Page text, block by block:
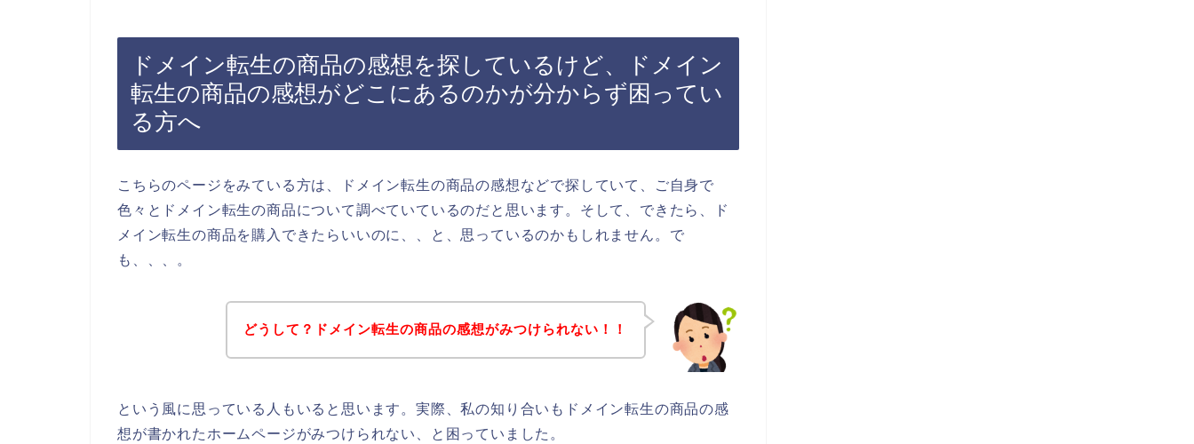
ドメイン転生の商品の感想を探しているけど、ドメイン
転生の商品の感想がどこにあるのかが分からず困ってい
る方へ
こちらのページをみている方は、ドメイン転生の商品の感想などで探していて、ご自身で
色々とドメイン転生の商品について調べていているのだと思います。そして、できたら、ド
メイン転生の商品を購入できたらいいのに、、と、思っているのかもしれません。で
も、、、。
どうして？ドメイン転生の商品の感想がみつけられない！！
という風に思っている人もいると思います。実際、私の知り合いもドメイン転生の商品の感
想が書かれたホームページがみつけられない、と困っていました。